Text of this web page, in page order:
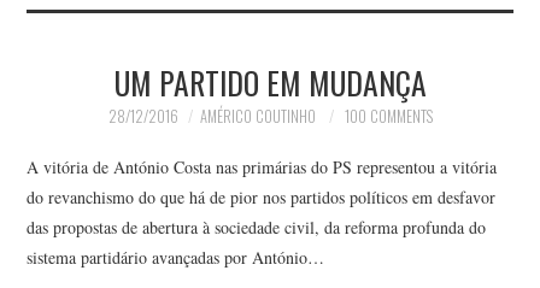
UM PARTIDO EM MUDANÇA
28/12/2016 AMÉRICO COUTINHO 100 COMMENTS
A vitória de António Costa nas primárias do PS representou a vitória
do revanchismo do que há de pior nos partidos políticos em desfavor
das propostas de abertura à sociedade civil, da reforma profunda do
sistema partidário avançadas por António…